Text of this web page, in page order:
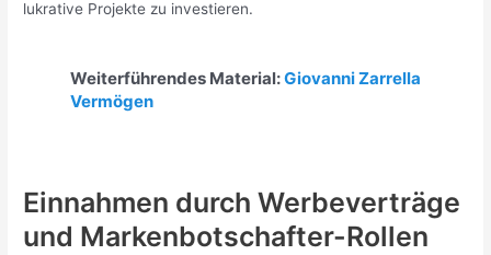
lukrative Projekte zu investieren.
Weiterführendes Material:Giovanni Zarrella
Vermögen
Einnahmen durch Werbeverträge
und Markenbotschafter-Rollen